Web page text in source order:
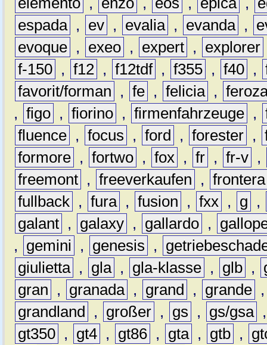
espada , ev , evalia , evanda ,
evoque , exeo , expert , explorer
f-150 , f12 , f12tdf , f355 , f40 ,
favorit/forman
, fe , felicia ,
, figo , fiorino , firmenfahrzeuge ,
fluence , focus , ford , forester ,
formore , fortwo , fox , fr , fr-v ,
freemont , freeverkaufen , frontera
fullback , fura , fusion , fxx , g
,
galant , galaxy , gallardo ,
,
gemini , genesis ,
giulietta , gla , gla-klasse , glb ,
gran
, granada , grand , grande
grandland
, großer , gs , gs/gsa
gt350 , gt4 , gt86 , gta , gtb ,